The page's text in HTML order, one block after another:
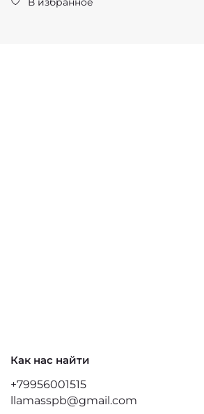
Как нас найти
+79956001515
llamasspb@gmail.com